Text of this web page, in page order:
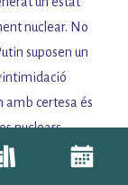
nuclear. No
suposen un
amb certesa és
nuclears
és important